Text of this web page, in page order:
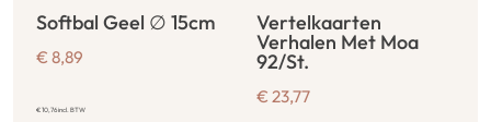
Softbal Geel ∅ 15cm
€ 8,89
€10,76incl. BTW
Vertelkaarten
Verhalen Met Moa
92/St.
€ 23,77